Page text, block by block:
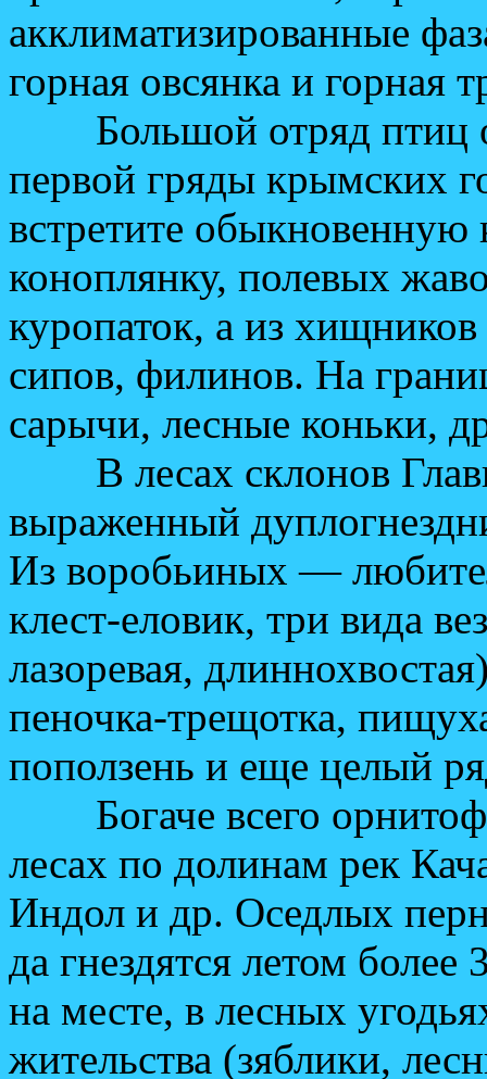
акклиматизированные
горная овсянка и горная
Большой отряд птиц
первой гряды крымских
встретите обыкновенную
коноплянку, полевых
куропаток, а из
сипов, филинов. На
сарычи, лесные коньки,
В лесах склонов
выраженный
Из воробьиных —
клест-еловик, три вида
лазоревая,
пеночка-трещотка,
поползень и еще целый
Богаче всего
лесах по долинам рек
Индол и др. Оседлых
да гнездятся летом
на месте, в лесных
жительства (зяблики,